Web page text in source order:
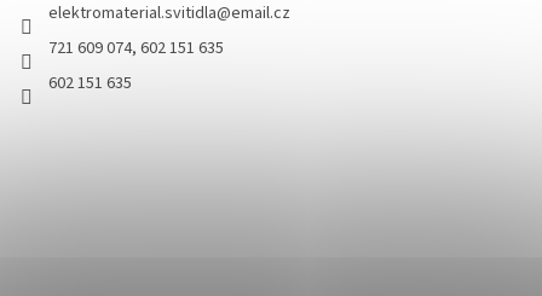
elektromaterial.svitidla@email.cz
721 609 074, 602 151 635
602 151 635